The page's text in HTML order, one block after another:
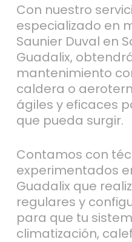
Con nuestro
especializado en
Saunier Duval en
Guadalix,
mantenimiento
caldera o
ágiles y eficaces
que pueda surgir.
Contamos con
experimentados
Guadalix que
regulares y
para que tu
climatización,